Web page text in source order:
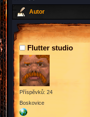
Autor
Flutter studio
Příspěvků: 24
Boskovice